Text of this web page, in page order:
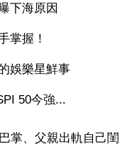
下海原因
掌握！
娛樂星鮮事
50今強...
掌、父親出軌自己閨